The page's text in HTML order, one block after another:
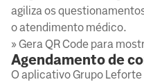
agiliza os
o atendimento médico.
» Gera QR Code para
Agendamento de
O aplicativo Grupo